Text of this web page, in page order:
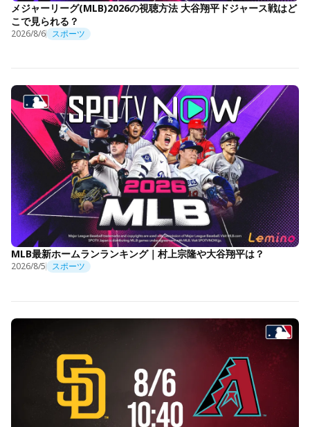
メジャーリーグ(MLB)2026の視聴方法 大谷翔平ドジャース戦はど
こで見られる？
2026/8/6 スポーツ
MLB最新ホームランランキング｜村上宗隆や大谷翔平は？
2026/8/5 スポーツ